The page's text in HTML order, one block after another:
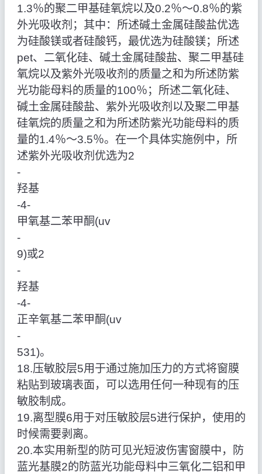
1.3％的聚二甲基硅氧烷以及0.2％～0.8％的紫
外光吸收剂；其中：所述碱土金属硅酸盐优选
为硅酸镁或者硅酸钙，最优选为硅酸镁；所述
pet、二氧化硅、碱土金属硅酸盐、聚二甲基硅
氧烷以及紫外光吸收剂的质量之和为所述防紫
光功能母料的质量的100％；所述二氧化硅、
碱土金属硅酸盐、紫外光吸收剂以及聚二甲基
硅氧烷的质量之和为所述防紫光功能母料的质
量的1.4％～3.5％。在一个具体实施例中，所
述紫外光吸收剂优选为2
‑
羟基
‑4‑
甲氧基二苯甲酮(uv
‑
9)或2
‑
羟基
‑4‑
正辛氧基二苯甲酮(uv
‑
531)。
18.压敏胶层5用于通过施加压力的方式将窗膜
粘贴到玻璃表面，可以选用任何一种现有的压
敏胶制成。
19.离型膜6用于对压敏胶层5进行保护，使用的
时候需要剥离。
20.本实用新型的防可见光短波伤害窗膜中，防
蓝光基膜2的防蓝光功能母料中三氧化二铝和甲